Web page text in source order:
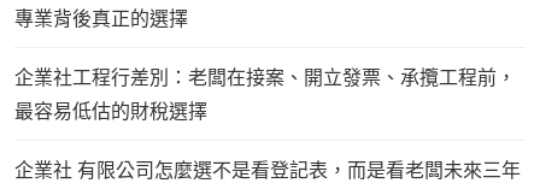
專業背後真正的選擇
企業社工程行差別：老闆在接案、開立發票、承攬工程前，
最容易低估的財稅選擇
企業社 有限公司怎麼選不是看登記表，而是看老闆未來三年